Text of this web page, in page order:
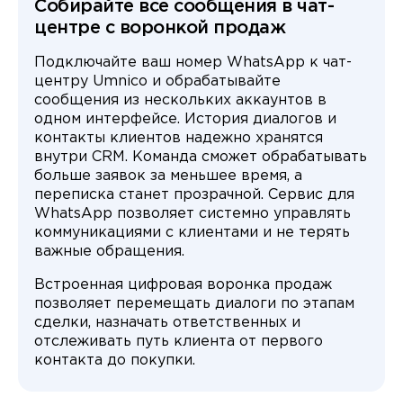
Собирайте все сообщения в чат-
центре с воронкой продаж
Подключайте ваш номер WhatsApp к чат-
центру Umnico и обрабатывайте
сообщения из нескольких аккаунтов в
одном интерфейсе. История диалогов и
контакты клиентов надежно хранятся
внутри CRM. Команда сможет обрабатывать
больше заявок за меньшее время, а
переписка станет прозрачной. Сервис для
WhatsApp позволяет системно управлять
коммуникациями с клиентами и не терять
важные обращения.
Встроенная цифровая воронка продаж
позволяет перемещать диалоги по этапам
сделки, назначать ответственных и
отслеживать путь клиента от первого
контакта до покупки.